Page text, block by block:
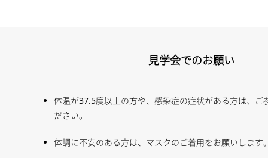
見学会でのお願い
体温が37.5度以上の方や、感染症の症状がある方は、ご
ださい。
体調に不安のある方は、マスクのご着用をお願いします